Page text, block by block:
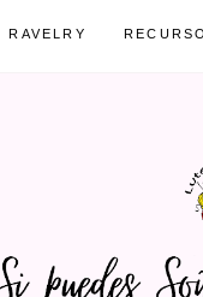
RAVELRY